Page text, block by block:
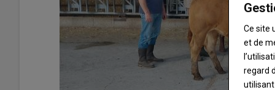
Ce site
et de
regard
utilisant